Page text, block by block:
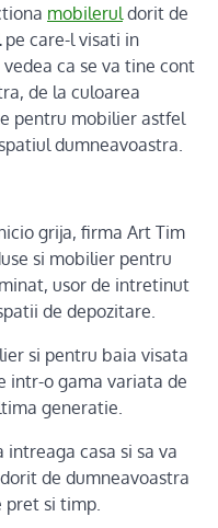
mobilerul dorit de
pe care-l visati in
ca se va tine cont
de la culoarea
pentru mobilier astfel
dumneavoastra.
grija, firma Art Tim
si mobilier pentru
usor de intretinut
de depozitare.
si pentru baia visata
intr-o gama variata de
generatie.
casa si sa va
de dumneavoastra
si timp.